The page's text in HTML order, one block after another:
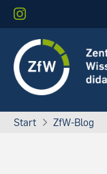
Start ZfW-Blog